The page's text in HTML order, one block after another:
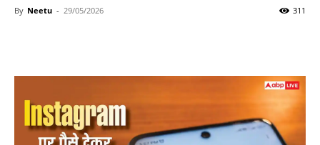
By Neetu - 29/05/2026 311